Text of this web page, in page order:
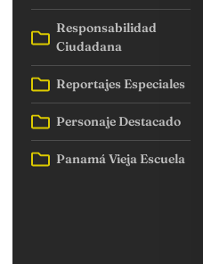
Responsabilidad
Ciudadana
Reportajes Especiales
Personaje Destacado
Panamá Vieja Escuela